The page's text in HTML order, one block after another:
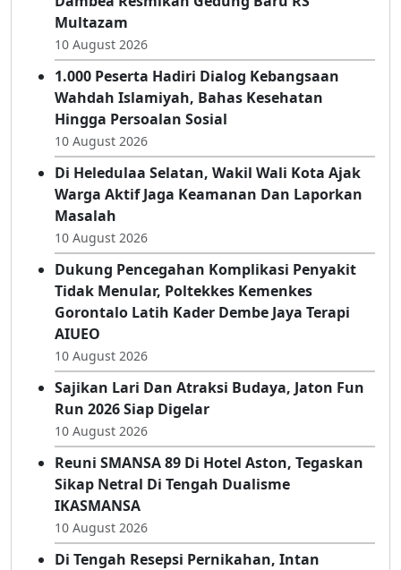
10 August 2026
Perkuat Pelayanan Kesehatan, Adhan
Dambea Resmikan Gedung Baru RS
Multazam
10 August 2026
1.000 Peserta Hadiri Dialog Kebangsaan
Wahdah Islamiyah, Bahas Kesehatan
Hingga Persoalan Sosial
10 August 2026
Di Heledulaa Selatan, Wakil Wali Kota Ajak
Warga Aktif Jaga Keamanan Dan Laporkan
Masalah
10 August 2026
Dukung Pencegahan Komplikasi Penyakit
Tidak Menular, Poltekkes Kemenkes
Gorontalo Latih Kader Dembe Jaya Terapi
AIUEO
10 August 2026
Sajikan Lari Dan Atraksi Budaya, Jaton Fun
Run 2026 Siap Digelar
10 August 2026
Reuni SMANSA 89 Di Hotel Aston, Tegaskan
Sikap Netral Di Tengah Dualisme